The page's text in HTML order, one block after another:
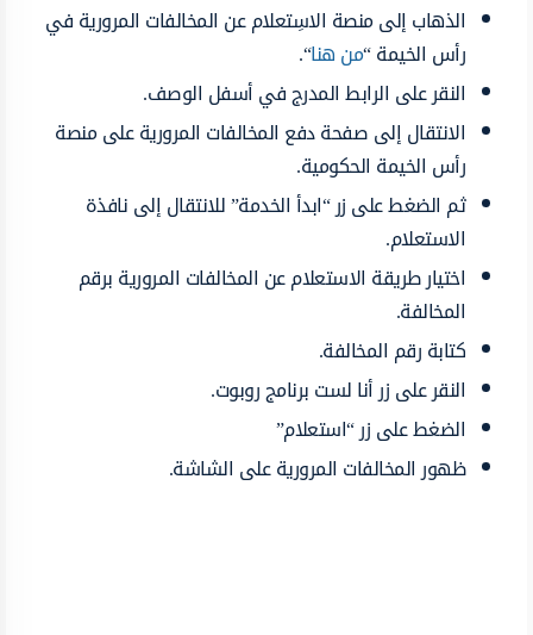
الذهاب إلى منصة الاسِتعلام عن المخالفات المرورية في
رأس الخيمة “من هنا“.
النقر على الرابط المدرج في أسفل الوصف.
الانتقال إلى صفحة دفع المخالفات المرورية على منصة
رأس الخيمة الحكومية.
ثم الضغط على زر “ابدأ الخدمة” للانتقال إلى نافذة
الاستعلام.
اختيار طريقة الاستعلام عن المخالفات المرورية برقم
المخالفة.
كتابة رقم المخالفة.
النقر على زر أنا لست برنامج روبوت.
الضغط على زر “استعلام”
ظهور المخالفات المرورية على الشاشة.